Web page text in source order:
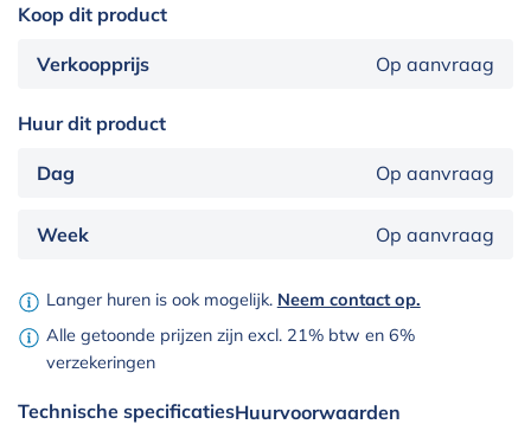
Koop dit product
Verkoopprijs Op aanvraag
Huur dit product
Dag Op aanvraag
Week Op aanvraag
Langer huren is ook mogelijk. Neem contact op.
Alle getoonde prijzen zijn excl. 21% btw en 6%
verzekeringen
Technische specificatiesHuurvoorwaarden